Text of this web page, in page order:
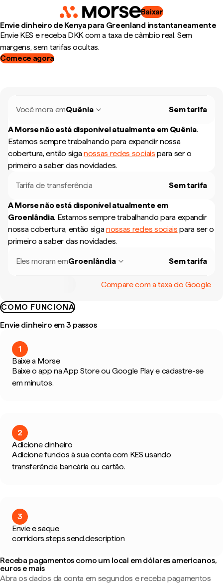
Baixar
Envie dinheiro de Kenya para Greenland instantaneamente
Envie KES e receba DKK com a taxa de câmbio real. Sem
margens, sem tarifas ocultas.
Comece agora
Você mora emQuênia Sem tarifa
A Morse não está disponível atualmente em Quênia.
Estamos sempre trabalhando para expandir nossa
cobertura, então siganossas redes sociais para ser o
primeiro a saber das novidades.
Tarifa de transferência Sem tarifa
A Morse não está disponível atualmente em
Groenlândia. Estamos sempre trabalhando para expandir
nossa cobertura, então siganossas redes sociais para ser o
primeiro a saber das novidades.
Eles moram emGroenlândia Sem tarifa
Compare com a taxa do Google
COMO FUNCIONA
Envie dinheiro em 3 passos
1
Baixe a Morse
Baixe o app na App Store ou Google Play e cadastre-se
em minutos.
2
Adicione dinheiro
Adicione fundos à sua conta com KES usando
transferência bancária ou cartão.
3
Envie e saque
corridors.steps.send.description
Receba pagamentos como um local em dólares americanos,
euros e mais
Abra os dados da conta em segundos e receba pagamentos